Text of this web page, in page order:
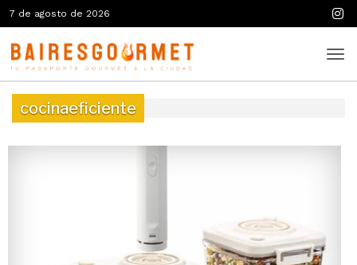
7 de agosto de 2026
cocinaeficiente